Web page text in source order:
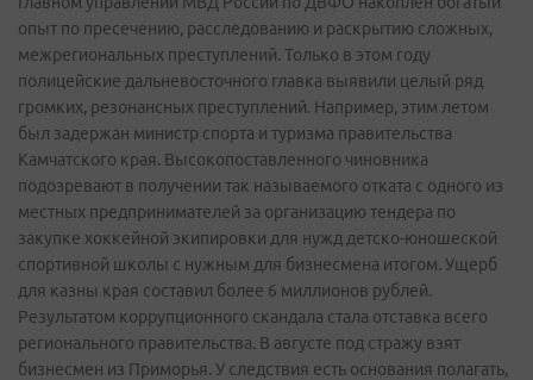
опыт по пресечению, расследованию и раскрытию сложных,
межрегиональных преступлений. Только в этом году
полицейские дальневосточного главка выявили целый ряд
громких, резонансных преступлений. Например, этим летом
был задержан министр спорта и туризма правительства
Камчатского края. Высокопоставленного чиновника
подозревают в получении так называемого отката с одного из
местных предпринимателей за организацию тендера по
закупке хоккейной экипировки для нужд детско-юношеской
спортивной школы с нужным для бизнесмена итогом. Ущерб
для казны края составил более 6 миллионов рублей.
Результатом коррупционного скандала стала отставка всего
регионального правительства. В августе под стражу взят
бизнесмен из Приморья. У следствия есть основания полагать,